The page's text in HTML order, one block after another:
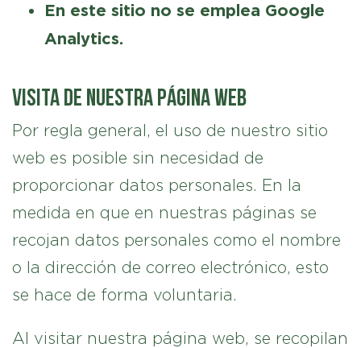
En este sitio no se emplea Google
Analytics.
Visita de nuestra página web
Por regla general, el uso de nuestro sitio
web es posible sin necesidad de
proporcionar datos personales. En la
medida en que en nuestras páginas se
recojan datos personales como el nombre
o la dirección de correo electrónico, esto
se hace de forma voluntaria.
Al visitar nuestra página web, se recopilan